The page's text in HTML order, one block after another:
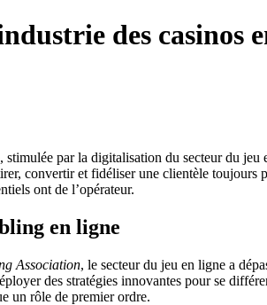
des casinos
par la digitalisation du secteur du
convertir et fidéliser une clientèle
ont de l’opérateur.
en ligne
Association, le secteur du jeu en ligne a
des stratégies innovantes pour se
un rôle de premier ordre.